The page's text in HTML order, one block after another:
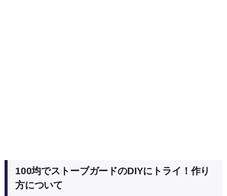
100均でストーブガードのDIYにトライ！作り
方について